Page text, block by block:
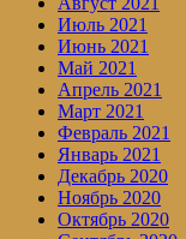
Июль 2021
Июнь 2021
Май 2021
Апрель 2021
Март 2021
Февраль 2021
Январь 2021
Декабрь 2020
Ноябрь 2020
Октябрь 2020